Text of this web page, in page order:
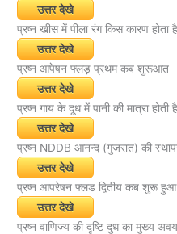
उत्तर देखे
प्रष्न खीस में पीला रंग किस कारण होता
उत्तर देखे
प्रष्न आपेषन फ्लड़ प्रथम कब शुरूआत
उत्तर देखे
प्रष्न गाय के दूध में पानी की मात्रा होती
उत्तर देखे
प्रष्न NDDB आनन्द (गुजरात) की
उत्तर देखे
प्रष्न आपरेषन फ्लड द्वितीय कब शुरू हुआ
उत्तर देखे
प्रष्न वाणिज्य की दृष्टि दुध का मुख्य